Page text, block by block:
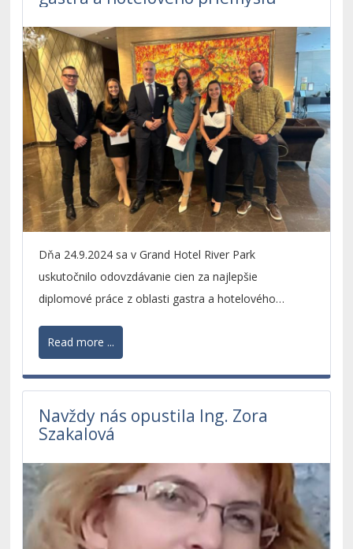
Dňa 24.9.2024 sa v Grand Hotel River Park
uskutočnilo odovzdávanie cien za najlepšie
diplomové práce z oblasti gastra a hotelového
Properties, a.s. v spolupráci s Obchodnou fakultu EU v
Read more ...
Navždy nás opustila Ing. Zora
Szakalová